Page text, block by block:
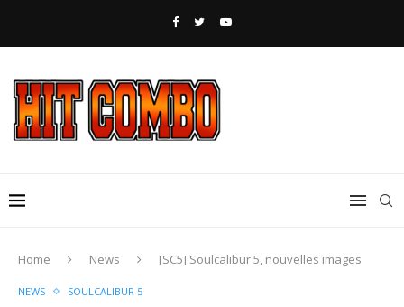
Home News [SC5] Soulcalibur 5, nouvelles images
NEWS SOULCALIBUR 5